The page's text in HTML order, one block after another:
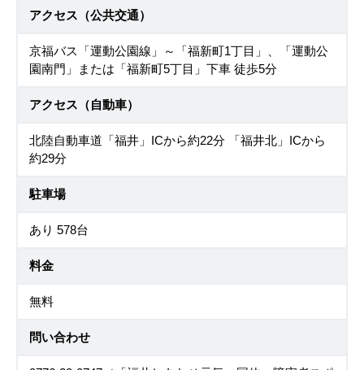
アクセス（公共交通）
京福バス「運動公園線」～「福新町1丁目」、「運動公
園南門」または「福新町5丁目」下車 徒歩5分
アクセス（自動車）
北陸自動車道「福井」ICから約22分 「福井北」ICから
約29分
駐車場
あり 578台
料金
無料
問い合わせ